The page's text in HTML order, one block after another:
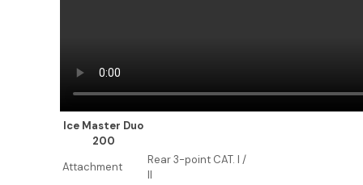
Ice Master Duo
200
Attachment
Rear 3-point CAT. I /
II